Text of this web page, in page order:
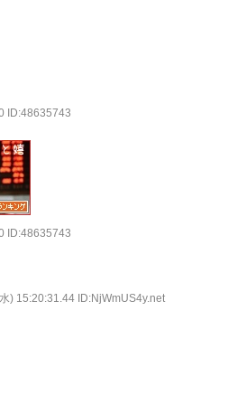
ID:48635743
ID:48635743
) 15:20:31.44 ID:NjWmUS4y.net